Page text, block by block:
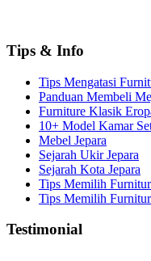
Tips & Info
Tips Mengatasi
Panduan Membeli
Furniture Klasik
10+ Model Kamar
Mebel Jepara
Sejarah Ukir Jepara
Sejarah Kota Jepara
Tips Memilih
Tips Memilih
Testimonial